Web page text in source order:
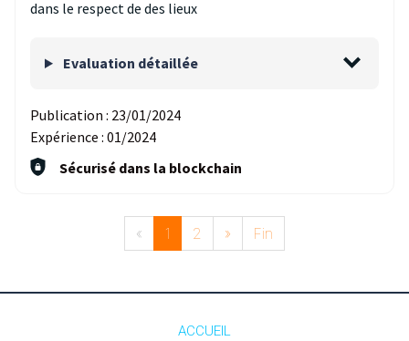
dans le respect de des lieux
Evaluation détaillée
Publication : 23/01/2024
Expérience : 01/2024
Sécurisé dans la blockchain
« 1 2 » Fin
ACCUEIL